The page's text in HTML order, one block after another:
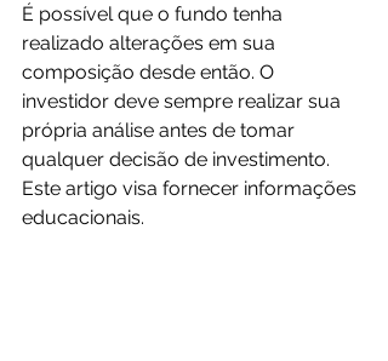
É possível que o fundo tenha
realizado alterações em sua
composição desde então. O
investidor deve sempre realizar sua
própria análise antes de tomar
qualquer decisão de investimento.
Este artigo visa fornecer informações
educacionais.